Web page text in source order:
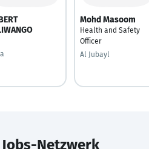
Mohd Masoom
Health and Safety
Officer
Al Jubayl
Jobs-Netzwerk